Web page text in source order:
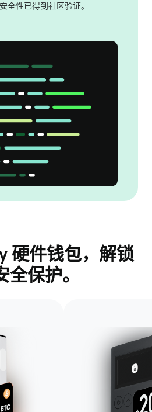
全性已得到社区验证。
硬件钱包，解锁
保护。